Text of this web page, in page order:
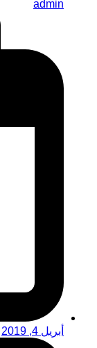
admin
أبريل 4, 2019